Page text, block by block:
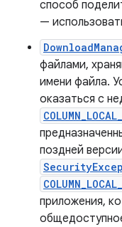
способ
—
файлами,
имени файла.
оказаться с
поздней
приложения,